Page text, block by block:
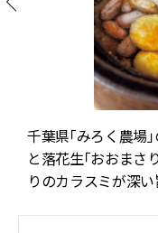
千葉県「みろく農場
と落花生「おおまさ
りのカラスミが深